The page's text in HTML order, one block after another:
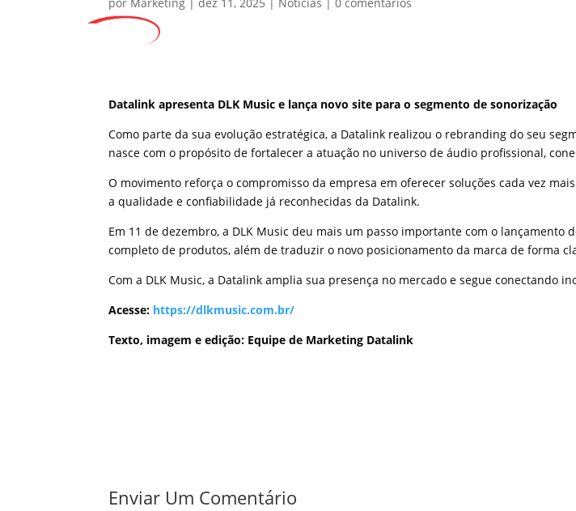
Datalink apresenta DLK Music e lança novo site para o segmento de sonorização
Como parte da sua evolução estratégica, a Datalink realizou o rebranding do seu
nasce com o propósito de fortalecer a atuação no universo de áudio profissional,
O movimento reforça o compromisso da empresa em oferecer soluções cada vez
a qualidade e confiabilidade já reconhecidas da Datalink.
Em 11 de dezembro, a DLK Music deu mais um passo importante com o
completo de produtos, além de traduzir o novo posicionamento da marca de forma
Com a DLK Music, a Datalink amplia sua presença no mercado e segue conectando
Acesse: https://dlkmusic.com.br/
Texto, imagem e edição: Equipe de Marketing Datalink
Enviar Um Comentário